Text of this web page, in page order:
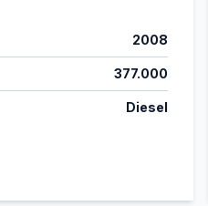
2008
377.000
Diesel